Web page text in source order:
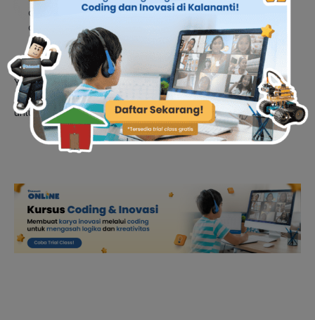
diikuti oleh anak yang baru pertama kali belajar coding
dan pemrograman. Materi yang dibuat dikemas agar
menyenangkan untuk diikuti anak sekaligus menjadi
wadah anak untuk menunjukan karya kreatif nya.
Yuk ikuti trial classnya secara gratis. Dapatkan sertifikat dan
analisis minat dan bakat anak yang berguna bagi orang tua
untuk mengenal lebih dalam mengenai apa yang anak minati